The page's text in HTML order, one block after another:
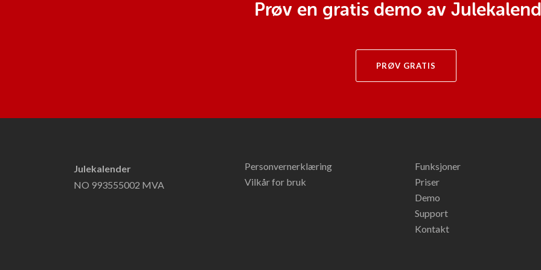
Prøv en gratis demo av
PRØV GRATIS
Julekalender
NO 993555002 MVA
Personvernerklæring
Vilkår for bruk
Funksjoner
Priser
Demo
Support
Kontakt